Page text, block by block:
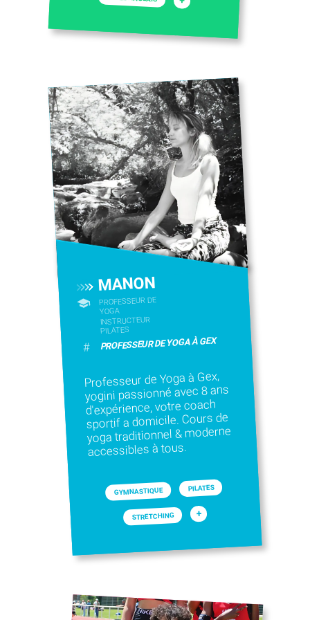
MANON
PROFESSEUR DE
YOGA
INSTRUCTEUR
PILATES
# PROFESSEUR DE YOGA À GEX
Professeur de Yoga à Gex,
yogini passionné avec 8 ans
d'expérience, votre coach
sportif a domicile. Cours de
yoga traditionnel & moderne
accessibles à tous.
GYMNASTIQUE PILATES
STRETCHING +